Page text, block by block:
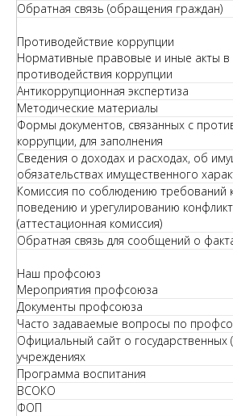
Обратная связь (обращения граждан)
Противодействие коррупции
Нормативные правовые и иные акты
противодействия коррупции
Антикоррупционная экспертиза
Методические материалы
Формы документов, связанных с
коррупции, для заполнения
Сведения о доходах и расходах, об
обязательствах имущественного
Комиссия по соблюдению требований
поведению и урегулированию
(аттестационная комиссия)
Обратная связь для сообщений о
Наш профсоюз
Мероприятия профсоюза
Документы профсоюза
Часто задаваемые вопросы по
Официальный сайт о государственных
учреждениях
Программа воспитания
ВСОКО
ФОП